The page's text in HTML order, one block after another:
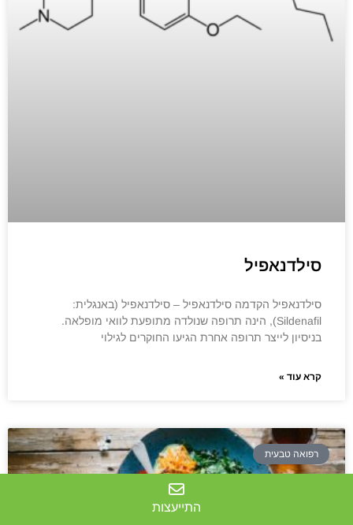
סילדנאפיל
סילדנאפיל הקדמה סילדנאפיל – סילדנאפיל (באנגלית:
Sildenafil), הינה תרופה שנולדה מתופעת לוואי מופלאה.
בניסיון לייצר תרופה אחרת הגיעו החוקרים לגילוי
קרא עוד »
רפואה טבעית
התייעצות